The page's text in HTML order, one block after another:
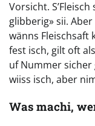
Vorsicht.
glibberig» sii.
wänns Fleischsaft
fest isch, gilt oft
uf Nummer sicher
wiiss isch, aber
Was machi,